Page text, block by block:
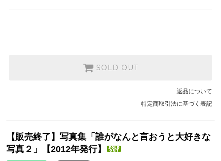
SOLD OUT
返品について
特定商取引法に基づく表記
【販売終了】写真集「誰がなんと言おうと大好きな
写真２」【2012年発行】